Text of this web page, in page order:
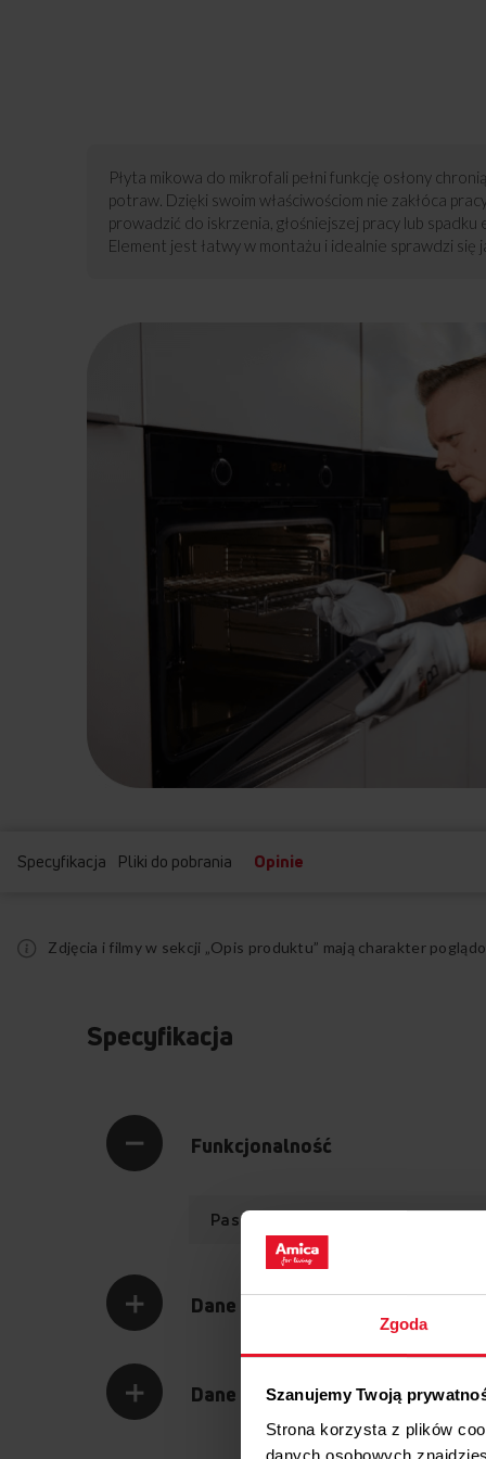
Zgoda
Szanujemy Twoją
Strona korzysta z plików
danych osobowych
Płyta mikowa do mikrofali pełni funkcję osłony
potraw. Dzięki swoim właściwościom nie zakłóca
prowadzić do iskrzenia, głośniejszej pracy lub
Element jest łatwy w montażu i idealnie sprawdzi się
Specyfikacja Pliki do pobrania Opinie
Zdjęcia i filmy w sekcji „Opis produktu” mają charakter
Specyfikacja
Funkcjonalność
Pasujący do różnych modeli
Dane logistyczne
Dane techniczne